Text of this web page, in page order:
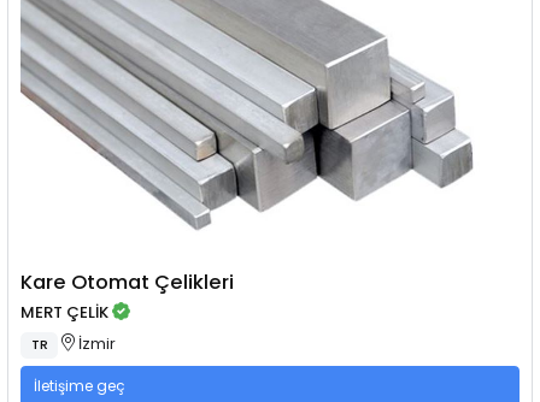
Kare Otomat Çelikleri
MERT ÇELİK
TR İzmir
İletişime geç